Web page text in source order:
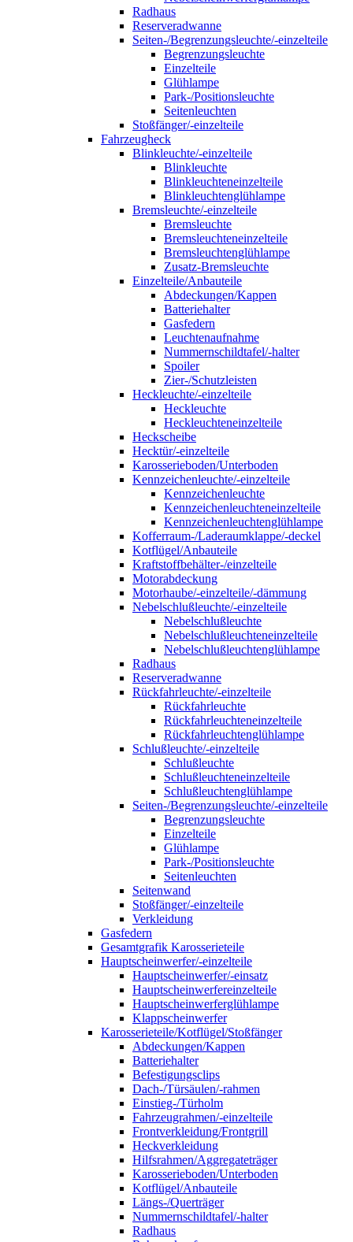
Radhaus
Reserveradwanne
Seiten-/Begrenzungsleuchte/-einzelteile
Begrenzungsleuchte
Einzelteile
Glühlampe
Park-/Positionsleuchte
Seitenleuchten
Stoßfänger/-einzelteile
Fahrzeugheck
Blinkleuchte/-einzelteile
Blinkleuchte
Blinkleuchteneinzelteile
Blinkleuchtenglühlampe
Bremsleuchte/-einzelteile
Bremsleuchte
Bremsleuchteneinzelteile
Bremsleuchtenglühlampe
Zusatz-Bremsleuchte
Einzelteile/Anbauteile
Abdeckungen/Kappen
Batteriehalter
Gasfedern
Leuchtenaufnahme
Nummernschildtafel/-halter
Spoiler
Zier-/Schutzleisten
Heckleuchte/-einzelteile
Heckleuchte
Heckleuchteneinzelteile
Heckscheibe
Hecktür/-einzelteile
Karosserieboden/Unterboden
Kennzeichenleuchte/-einzelteile
Kennzeichenleuchte
Kennzeichenleuchteneinzelteile
Kennzeichenleuchtenglühlampe
Kofferraum-/Laderaumklappe/-deckel
Kotflügel/Anbauteile
Kraftstoffbehälter-/einzelteile
Motorabdeckung
Motorhaube/-einzelteile/-dämmung
Nebelschlußleuchte/-einzelteile
Nebelschlußleuchte
Nebelschlußleuchteneinzelteile
Nebelschlußleuchtenglühlampe
Radhaus
Reserveradwanne
Rückfahrleuchte/-einzelteile
Rückfahrleuchte
Rückfahrleuchteneinzelteile
Rückfahrleuchtenglühlampe
Schlußleuchte/-einzelteile
Schlußleuchte
Schlußleuchteneinzelteile
Schlußleuchtenglühlampe
Seiten-/Begrenzungsleuchte/-einzelteile
Begrenzungsleuchte
Einzelteile
Glühlampe
Park-/Positionsleuchte
Seitenleuchten
Seitenwand
Stoßfänger/-einzelteile
Verkleidung
Gasfedern
Gesamtgrafik Karosserieteile
Hauptscheinwerfer/-einzelteile
Hauptscheinwerfer/-einsatz
Hauptscheinwerfereinzelteile
Hauptscheinwerferglühlampe
Klappscheinwerfer
Karosserieteile/Kotflügel/Stoßfänger
Abdeckungen/Kappen
Batteriehalter
Befestigungsclips
Dach-/Türsäulen/-rahmen
Einstieg-/Türholm
Fahrzeugrahmen/-einzelteile
Frontverkleidung/Frontgrill
Heckverkleidung
Hilfsrahmen/Aggregateträger
Karosserieboden/Unterboden
Kotflügel/Anbauteile
Längs-/Querträger
Nummernschildtafel/-halter
Radhaus